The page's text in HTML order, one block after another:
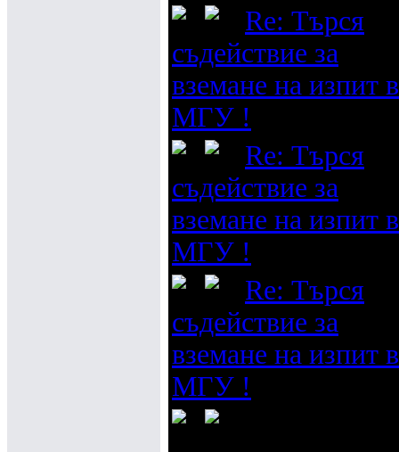
Re: Търся
съдействие за
вземане на изпит в
МГУ !
Re: Търся
съдействие за
вземане на изпит в
МГУ !
Re: Търся
съдействие за
вземане на изпит в
МГУ !